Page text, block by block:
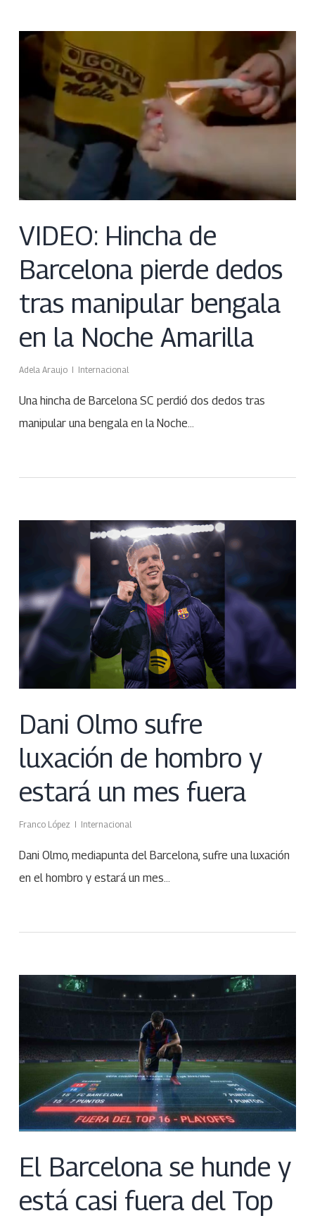
VIDEO: Hincha de
Barcelona pierde dedos
tras manipular bengala
en la Noche Amarilla
Adela Araujo Internacional
Una hincha de Barcelona SC perdió dos dedos tras
manipular una bengala en la Noche…
Dani Olmo sufre
luxación de hombro y
estará un mes fuera
Franco López Internacional
Dani Olmo, mediapunta del Barcelona, sufre una luxación
en el hombro y estará un mes…
El Barcelona se hunde y
está casi fuera del Top